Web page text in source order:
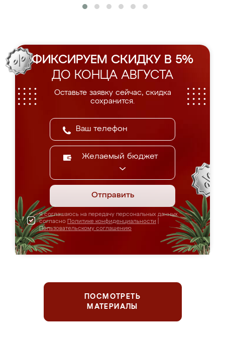
ФИКСИРУЕМ СКИДКУ В 5%
ДО КОНЦА АВГУСТА
Оставьте заявку сейчас, скидка
сохранится.
Желаемый бюджет
Отправить
Я соглашаюсь на передачу персональных данных
согласно Политике конфиденциальности
Пользовательскому соглашению
ПОСМОТРЕТЬ
МАТЕРИАЛЫ